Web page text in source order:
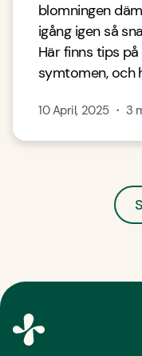
blomningen
igång igen så
Här finns tips
symtomen, och
10 April, 2025・ 3